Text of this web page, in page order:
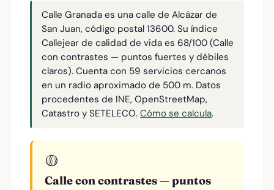
Calle Granada es una calle de Alcázar de
San Juan, código postal 13600. Su índice
Callejear de calidad de vida es 68/100 (Calle
con contrastes — puntos fuertes y débiles
claros). Cuenta con 59 servicios cercanos
en un radio aproximado de 500 m. Datos
procedentes de INE, OpenStreetMap,
Catastro y SETELECO. Cómo se calcula.
🟡
Calle con contrastes — puntos